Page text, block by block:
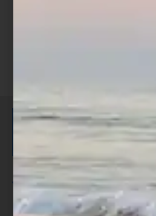
ISCRIVITI E
Per ogni acquisto
punti;